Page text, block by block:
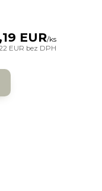
EUR/ks
EUR bez DPH